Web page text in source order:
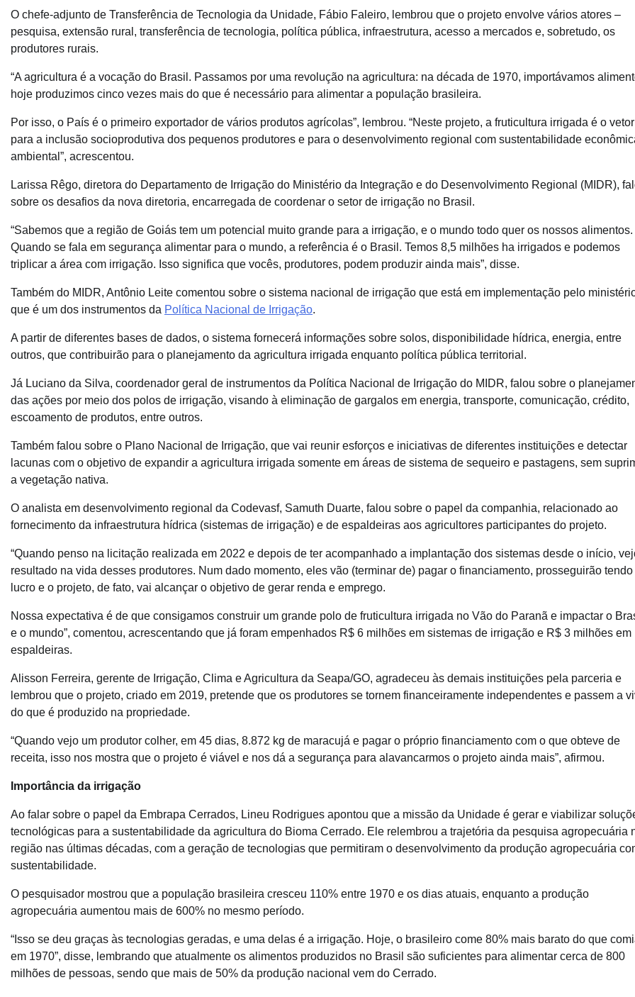
O chefe-adjunto de Transferência de Tecnologia da Unidade, Fábio Faleiro, lembrou que o projeto envolve vários atores –
pesquisa, extensão rural, transferência de tecnologia, política pública, infraestrutura, acesso a mercados e, sobretudo, os
produtores rurais.
“A agricultura é a vocação do Brasil. Passamos por uma revolução na agricultura: na década de 1970, importávamos
hoje produzimos cinco vezes mais do que é necessário para alimentar a população brasileira.
Por isso, o País é o primeiro exportador de vários produtos agrícolas”, lembrou. “Neste projeto, a fruticultura irrigada é o vetor
para a inclusão socioprodutiva dos pequenos produtores e para o desenvolvimento regional com sustentabilidade
ambiental”, acrescentou.
Larissa Rêgo, diretora do Departamento de Irrigação do Ministério da Integração e do Desenvolvimento Regional (MIDR),
sobre os desafios da nova diretoria, encarregada de coordenar o setor de irrigação no Brasil.
“Sabemos que a região de Goiás tem um potencial muito grande para a irrigação, e o mundo todo quer os nossos alimentos.
Quando se fala em segurança alimentar para o mundo, a referência é o Brasil. Temos 8,5 milhões ha irrigados e podemos
triplicar a área com irrigação. Isso significa que vocês, produtores, podem produzir ainda mais”, disse.
Também do MIDR, Antônio Leite comentou sobre o sistema nacional de irrigação que está em implementação pelo
que é um dos instrumentos da Política Nacional de Irrigação.
A partir de diferentes bases de dados, o sistema fornecerá informações sobre solos, disponibilidade hídrica, energia, entre
outros, que contribuirão para o planejamento da agricultura irrigada enquanto política pública territorial.
Já Luciano da Silva, coordenador geral de instrumentos da Política Nacional de Irrigação do MIDR, falou sobre o
das ações por meio dos polos de irrigação, visando à eliminação de gargalos em energia, transporte, comunicação, crédito,
escoamento de produtos, entre outros.
Também falou sobre o Plano Nacional de Irrigação, que vai reunir esforços e iniciativas de diferentes instituições e detectar
lacunas com o objetivo de expandir a agricultura irrigada somente em áreas de sistema de sequeiro e pastagens, sem
a vegetação nativa.
O analista em desenvolvimento regional da Codevasf, Samuth Duarte, falou sobre o papel da companhia, relacionado ao
fornecimento da infraestrutura hídrica (sistemas de irrigação) e de espaldeiras aos agricultores participantes do projeto.
“Quando penso na licitação realizada em 2022 e depois de ter acompanhado a implantação dos sistemas desde o início,
resultado na vida desses produtores. Num dado momento, eles vão (terminar de) pagar o financiamento, prosseguirão tendo
lucro e o projeto, de fato, vai alcançar o objetivo de gerar renda e emprego.
Nossa expectativa é de que consigamos construir um grande polo de fruticultura irrigada no Vão do Paranã e impactar o
e o mundo”, comentou, acrescentando que já foram empenhados R$ 6 milhões em sistemas de irrigação e R$ 3 milhões em
espaldeiras.
Alisson Ferreira, gerente de Irrigação, Clima e Agricultura da Seapa/GO, agradeceu às demais instituições pela parceria e
lembrou que o projeto, criado em 2019, pretende que os produtores se tornem financeiramente independentes e passem a
do que é produzido na propriedade.
“Quando vejo um produtor colher, em 45 dias, 8.872 kg de maracujá e pagar o próprio financiamento com o que obteve de
receita, isso nos mostra que o projeto é viável e nos dá a segurança para alavancarmos o projeto ainda mais”, afirmou.
Importância da irrigação
Ao falar sobre o papel da Embrapa Cerrados, Lineu Rodrigues apontou que a missão da Unidade é gerar e viabilizar
tecnológicas para a sustentabilidade da agricultura do Bioma Cerrado. Ele relembrou a trajetória da pesquisa agropecuária
região nas últimas décadas, com a geração de tecnologias que permitiram o desenvolvimento da produção agropecuária
sustentabilidade.
O pesquisador mostrou que a população brasileira cresceu 110% entre 1970 e os dias atuais, enquanto a produção
agropecuária aumentou mais de 600% no mesmo período.
“Isso se deu graças às tecnologias geradas, e uma delas é a irrigação. Hoje, o brasileiro come 80% mais barato do que
em 1970”, disse, lembrando que atualmente os alimentos produzidos no Brasil são suficientes para alimentar cerca de 800
milhões de pessoas, sendo que mais de 50% da produção nacional vem do Cerrado.